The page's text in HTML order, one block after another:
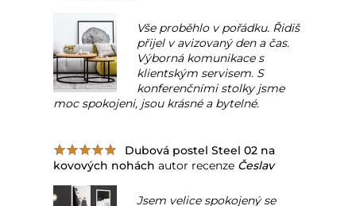
Vše proběhlo v pořádku. Řidiš
přijel v avizovaný den a čas.
Výborná komunikace s
klientským servisem. S
konferenčními stolky jsme
moc spokojeni, jsou krásné a bytelné.
Dubová postel Steel 02 na
kovových nohách autor recenze Česlav
Jsem velice spokojený se